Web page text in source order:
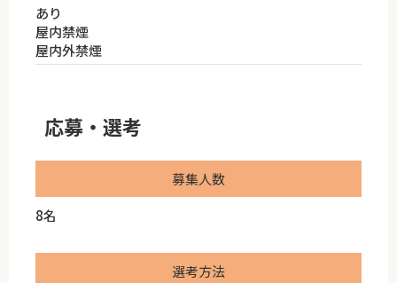
あり
屋内禁煙
屋内外禁煙
応募・選考
募集人数
8名
選考方法